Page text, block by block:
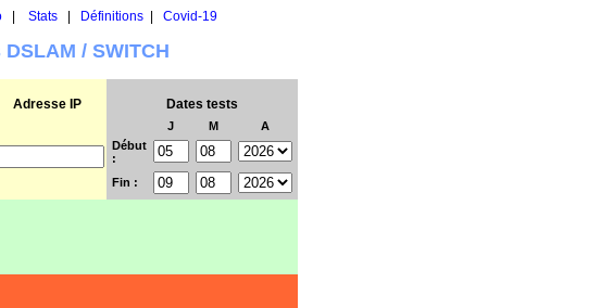
| Stats| Définitions| Covid-19
/ SWITCH
Adresse IP Dates tests
J M
A
Début
:
Fin :